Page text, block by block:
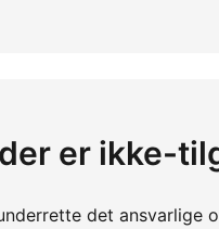
er ikke-
det ansvarlige